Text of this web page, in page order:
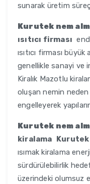
sunarak üretim
Kurutek nem
ısıtıcı firması
ısıtıcı firması
genellikle sanayi ve
Kiralık Mazotlu
oluşan nemin neden
engelleyerek yapıların
Kurutek nem
kiralama Kurutek
ısımak kiralama
sürdürülebilirlik
üzerindeki olumsuz